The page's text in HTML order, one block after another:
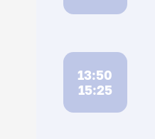
13:50
15:25